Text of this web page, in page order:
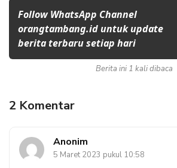
Follow WhatsApp Channel
orangtambang.id untuk update
berita terbaru setiap hari
Berita ini 1 kali dibaca
2 Komentar
Anonim
5 Maret 2023 pukul 10:58